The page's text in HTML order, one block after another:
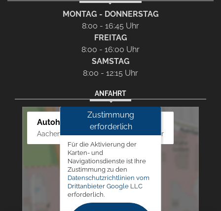
MONTAG - DONNERSTAG
8:00 - 16:45 Uhr
FREITAG
8:00 - 16:00 Uhr
SAMSTAG
8:00 - 12:15 Uhr
ANFAHRT
Autohaus Westphal
Aachener Str. 84 - 88, 52249 Eschweiler
Zustimmung
erforderlich
Für die Aktivierung der
Karten- und
Navigationsdienste ist Ihre
Zustimmung zu den
Datenschutzrichtlinien vom
Drittanbieter Google LLC
erforderlich.